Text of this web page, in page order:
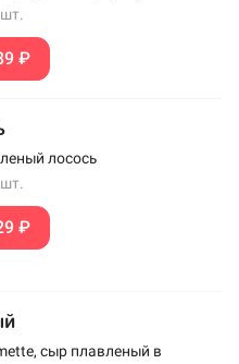
₽
лосось
₽
сыр плавленый в